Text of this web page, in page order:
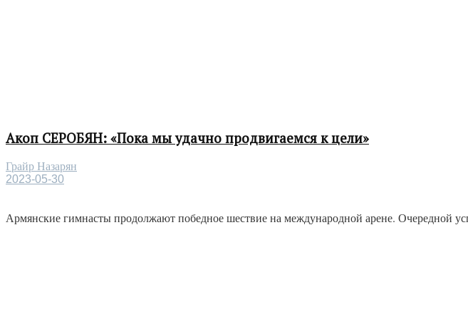
Акоп СЕРОБЯН: «Пока мы удачно продвигаемся к цели»
Грайр Назарян
2023-05-30
Армянские гимнасты продолжают победное шествие на международной арене. Очередной